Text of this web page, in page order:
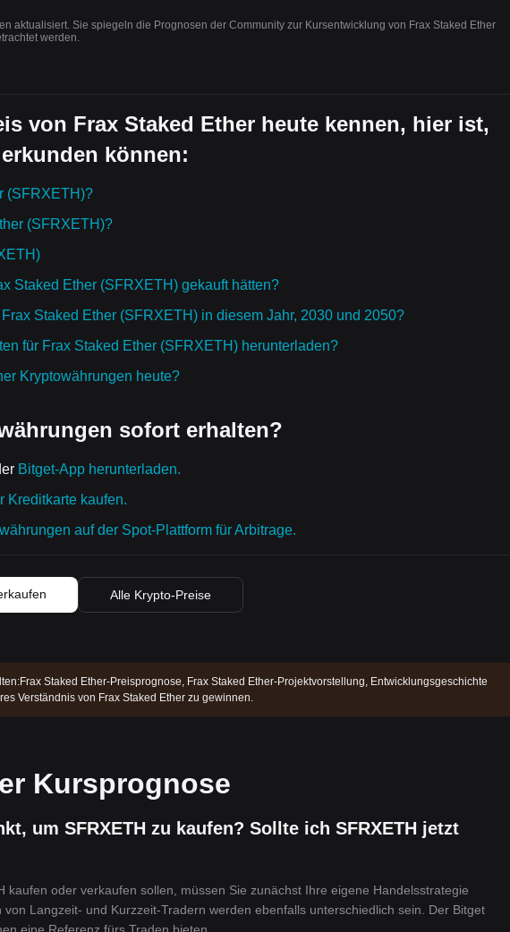
aktualisiert. Sie spiegeln die Prognosen der Community zur Kursentwicklung von Frax Staked Ether
werden.
von Frax Staked Ether heute kennen, hier ist,
können:
(SFRXETH)?
(SFRXETH)?
Staked Ether (SFRXETH) gekauft hätten?
Staked Ether (SFRXETH) in diesem Jahr, 2030 und 2050?
für Frax Staked Ether (SFRXETH) herunterladen?
Kryptowährungen heute?
sofort erhalten?
Bitget-App herunterladen.
Kreditkarte kaufen.
auf der Spot-Plattform für Arbitrage.
Alle Krypto-Preise
Frax Staked Ether-Preisprognose, Frax Staked Ether-Projektvorstellung, Entwicklungsgeschichte
Verständnis von Frax Staked Ether zu gewinnen.
Kursprognose
um SFRXETH zu kaufen? Sollte ich SFRXETH jetzt
kaufen oder verkaufen sollen, müssen Sie zunächst Ihre eigene Handelsstrategie
Langzeit- und Kurzzeit-Tradern werden ebenfalls unterschiedlich sein. Der Bitget